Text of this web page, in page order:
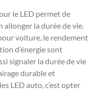
le LED permet de
allonger la durée de vie.
voiture, le rendement
d’énergie sont
signaler la durée de vie
durable et
LED auto, c’est opter